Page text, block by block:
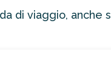
di viaggio,